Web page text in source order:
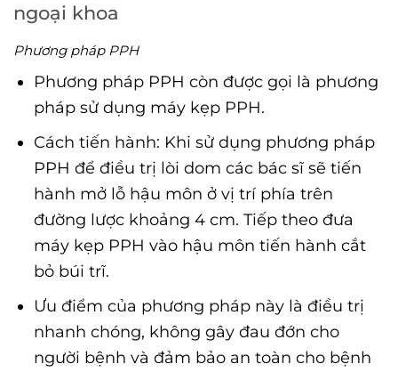
ngoại khoa
Phương pháp PPH
Phương pháp PPH còn được gọi là phương
pháp sử dụng máy kẹp PPH.
Cách tiến hành: Khi sử dụng phương pháp
PPH để điều trị lòi dom các bác sĩ sẽ tiến
hành mở lỗ hậu môn ở vị trí phía trên
đường lược khoảng 4 cm. Tiếp theo đưa
máy kẹp PPH vào hậu môn tiến hành cắt
bỏ búi trĩ.
Ưu điểm của phương pháp này là điều trị
nhanh chóng, không gây đau đớn cho
người bệnh và đảm bảo an toàn cho bệnh